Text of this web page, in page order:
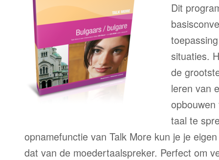
Dit
situaties.
de
leren van
taal te
opnamefunctie van Talk More kun je je
dat van de moedertaalspreker. Perfect om